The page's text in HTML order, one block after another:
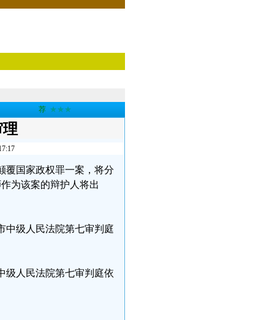
荐 ★★★
覆国家政权罪一案，将分
为该案的辩护人将出
中级人民法院第七审判庭
级人民法院第七审判庭依